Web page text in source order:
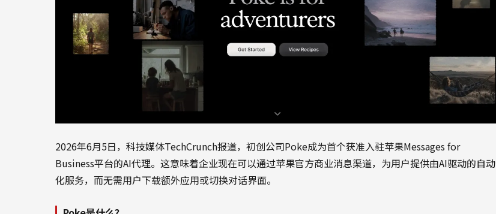
2026年6月5日，科技媒体TechCrunch报道，初创公司Poke成为首个获准入驻苹果Messages for
Business平台的AI代理。这意味着企业现在可以通过苹果官方商业消息渠道，为用户提供由AI驱动的自动
化服务，而无需用户下载额外应用或切换对话界面。